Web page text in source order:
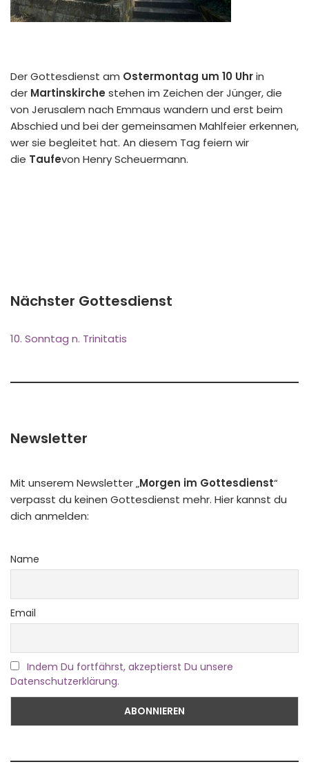
Der Gottesdienst am Ostermontag um 10 Uhrin
der Martinskirche stehen im Zeichen der Jünger, die
von Jerusalem nach Emmaus wandern und erst beim
Abschied und bei der gemeinsamen Mahlfeier erkennen,
wer sie begleitet hat. An diesem Tag feiern wir
die Taufevon Henry Scheuermann.
Nächster Gottesdienst
10. Sonntag n. Trinitatis
Newsletter
Mit unserem Newsletter „Morgen im Gottesdienst“
verpasst du keinen Gottesdienst mehr. Hier kannst du
dich anmelden:
Name
Email
Indem Du fortfährst, akzeptierst Du unsere
Datenschutzerklärung.